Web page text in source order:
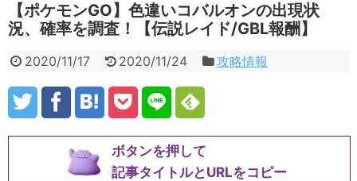
【ポケモンGO】色違いコバルオンの出現状
況、確率を調査！【伝説レイド/GBL報酬】
2020/11/17 2020/11/24 攻略情報
ボタンを押して
記事タイトルとURLをコピー